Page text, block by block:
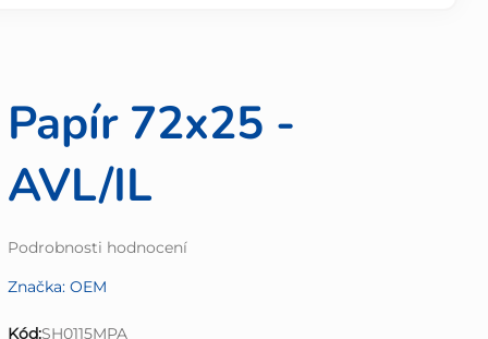
Papír 72x25 -
AVL/IL
Průměrné
produktu
Podrobnosti hodnocení
Značka: OEM
Kód:SH0115MPA